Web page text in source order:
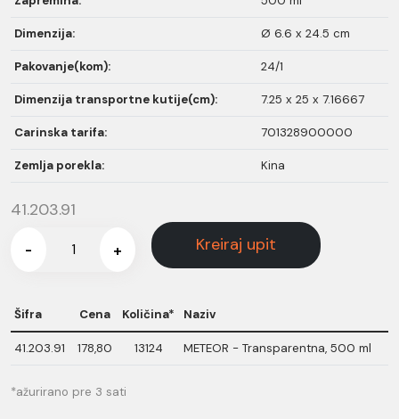
Dimenzija: Ø 6.6 x 24.5 cm
Pakovanje(kom): 24/1
Dimenzija transportne kutije(cm): 7.25 x 25 x 7.16667
Carinska tarifa: 701328900000
Zemlja porekla: Kina
41.203.91
- + Kreiraj upit
Šifra Cena Količina* Naziv
41.203.91 178,80 13124 METEOR - Transparentna, 500 ml
*ažurirano pre 3 sati